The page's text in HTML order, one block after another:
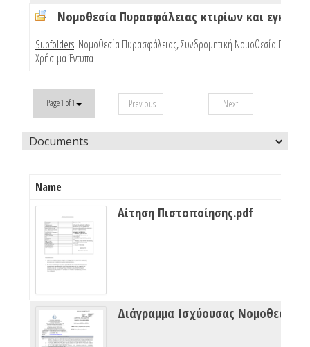
Subfolders: Νομοθεσία Πυρασφάλειας,Συνδρομητική Νομοθεσία
Χρήσιμα Έντυπα
Page 1 of 1 Previous Next
Documents
Name
Αίτηση Πιστοποίησης.pdf